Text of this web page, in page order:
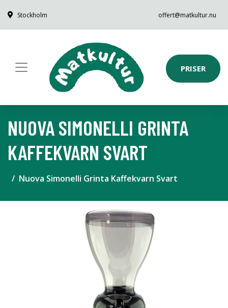
Stockholm offert@matkultur.nu
PRISER
NUOVA SIMONELLI GRINTA
KAFFEKVARN SVART
Nuova Simonelli Grinta Kaffekvarn Svart